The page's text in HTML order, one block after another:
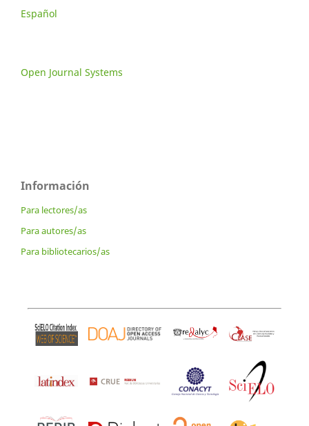
Español
Open Journal Systems
Información
Para lectores/as
Para autores/as
Para bibliotecarios/as